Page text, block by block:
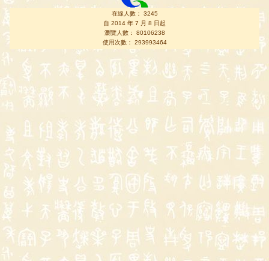
在線人數： 3245
自 2014 年 7 月 8 日起
瀏覽人數： 80106238
使用次數： 293993464